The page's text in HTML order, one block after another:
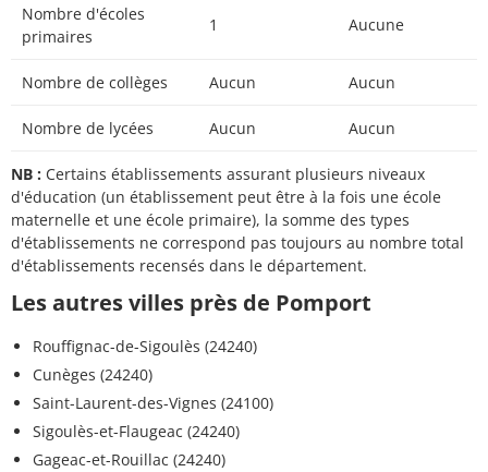
Nombre d'écoles
primaires
1 Aucune
Nombre de collèges Aucun Aucun
Nombre de lycées Aucun Aucun
NB : Certains établissements assurant plusieurs niveaux
d'éducation (un établissement peut être à la fois une école
maternelle et une école primaire), la somme des types
d'établissements ne correspond pas toujours au nombre total
d'établissements recensés dans le département.
Les autres villes près de Pomport
Rouffignac-de-Sigoulès (24240)
Cunèges (24240)
Saint-Laurent-des-Vignes (24100)
Sigoulès-et-Flaugeac (24240)
Gageac-et-Rouillac (24240)